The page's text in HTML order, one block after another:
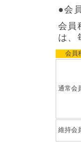
●会
会員
は、
会員
通常会
維持会